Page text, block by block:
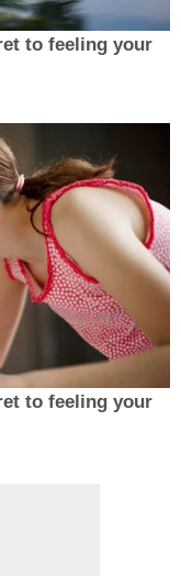
to feeling your
to feeling your